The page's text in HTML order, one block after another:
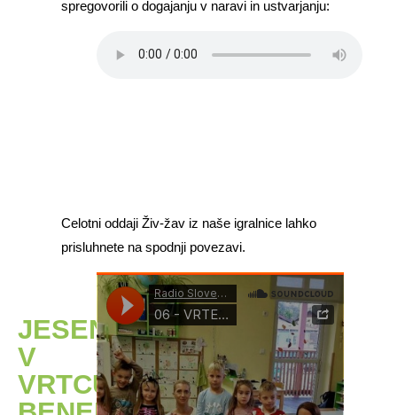
JESEN
V
VRTCU
spregovorili o dogajanju v naravi in ustvarjanju:
Celotni oddaji Živ-žav iz naše igralnice lahko
prisluhnete na spodnji povezavi.